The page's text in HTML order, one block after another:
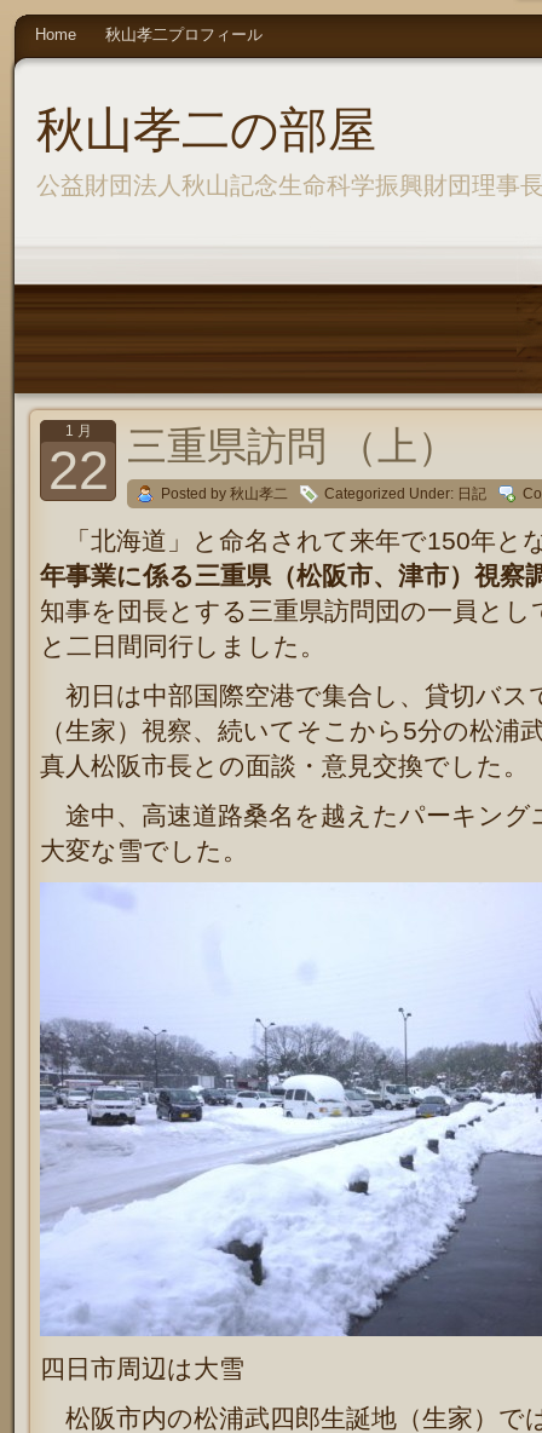
秋山孝二の部屋
公益財団法人秋山記念生命科学振興財団理事
Home 秋山孝二プロフィール
1 月
22 三重県訪問 （上）
Posted by 秋山孝二 Categorized Under: 日記
「北海道」と命名されて来年で150年と
年事業に係る三重県（松阪市、津市）視察
知事を団長とする三重県訪問団の一員と
と二日間同行しました。
初日は中部国際空港で集合し、貸切バス
（生家）視察、続いてそこから5分の松浦
真人松阪市長との面談・意見交換でした。
途中、高速道路桑名を越えたパーキング
大変な雪でした。
四日市周辺は大雪
松阪市内の松浦武四郎生誕地（生家）で